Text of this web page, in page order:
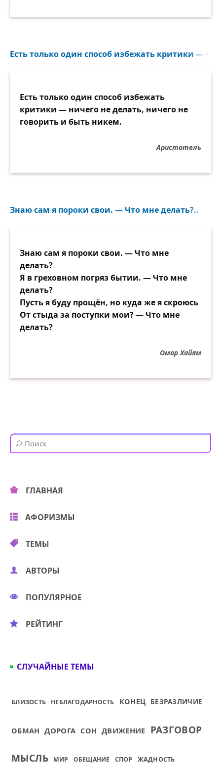
Есть только один способ избежать критики —
Есть только один способ избежать
критики — ничего не делать, ничего не
говорить и быть никем.
Аристотель
Знаю сам я пороки свои. — Что мне делать?..
Знаю сам я пороки свои. — Что мне
делать?
Я в греховном погряз бытии. — Что мне
делать?
Пусть я буду прощён, но куда же я скроюсь
От стыда за поступки мои? — Что мне
делать?
Омар Хайям
ГЛАВНАЯ
АФОРИЗМЫ
ТЕМЫ
АВТОРЫ
ПОПУЛЯРНОЕ
РЕЙТИНГ
СЛУЧАЙНЫЕ ТЕМЫ
БЛИЗОСТЬ НЕБЛАГОДАРНОСТЬ КОНЕЦ БЕЗРАЗЛИЧИЕ
ОБМАН ДОРОГА СОН ДВИЖЕНИЕ РАЗГОВОР
МЫСЛЬ МИР ОБЕЩАНИЕ СПОР ЖАДНОСТЬ